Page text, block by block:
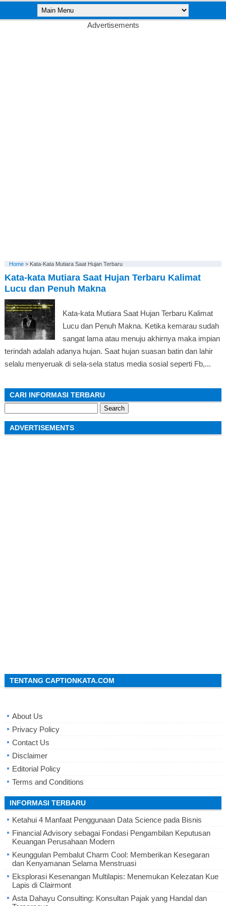
Advertisements
Home> Kata-Kata Mutiara Saat Hujan Terbaru
Kata-kata Mutiara Saat Hujan Terbaru Kalimat
Lucu dan Penuh Makna
Kata-kata Mutiara Saat Hujan Terbaru Kalimat
Lucu dan Penuh Makna. Ketika kemarau sudah
sangat lama atau menuju akhirnya maka impian
terindah adalah adanya hujan. Saat hujan suasan batin dan lahir
selalu menyeruak di sela-sela status media sosial seperti Fb,...
CARI INFORMASI TERBARU
for:
ADVERTISEMENTS
TENTANG CAPTIONKATA.COM
About Us
Privacy Policy
Contact Us
Disclaimer
Editorial Policy
Terms and Conditions
INFORMASI TERBARU
Ketahui 4 Manfaat Penggunaan Data Science pada Bisnis
Financial Advisory sebagai Fondasi Pengambilan Keputusan
Keuangan Perusahaan Modern
Keunggulan Pembalut Charm Cool: Memberikan Kesegaran
dan Kenyamanan Selama Menstruasi
Eksplorasi Kesenangan Multilapis: Menemukan Kelezatan Kue
Lapis di Clairmont
Asta Dahayu Consulting: Konsultan Pajak yang Handal dan